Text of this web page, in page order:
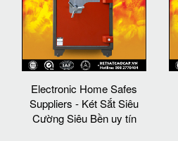
Electronic Home Safes
Suppliers - Két Sắt Siêu
Cường Siêu Bền uy tín